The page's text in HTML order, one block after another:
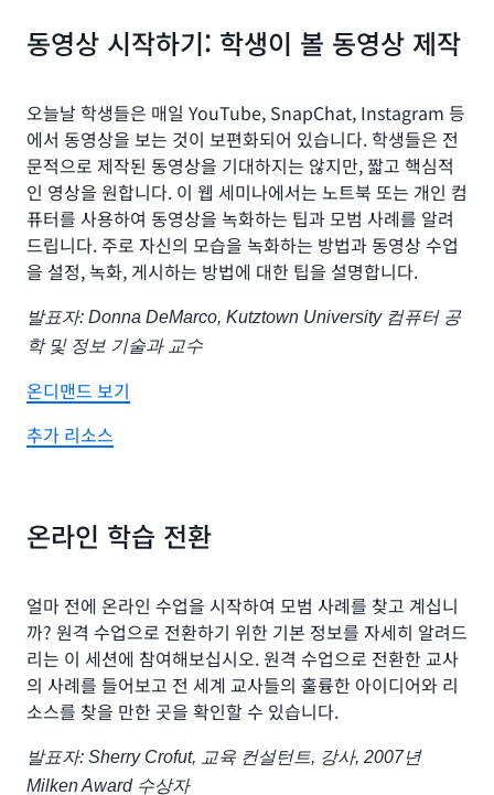
동영상 시작하기: 학생이 볼 동영상 제작
오늘날 학생들은 매일 YouTube, SnapChat, Instagram 등
에서 동영상을 보는 것이 보편화되어 있습니다. 학생들은 전
문적으로 제작된 동영상을 기대하지는 않지만, 짧고 핵심적
인 영상을 원합니다. 이 웹 세미나에서는 노트북 또는 개인 컴
퓨터를 사용하여 동영상을 녹화하는 팁과 모범 사례를 알려
드립니다. 주로 자신의 모습을 녹화하는 방법과 동영상 수업
을 설정, 녹화, 게시하는 방법에 대한 팁을 설명합니다.
발표자: Donna DeMarco, Kutztown University 컴퓨터 공
학 및 정보 기술과 교수
온디맨드 보기
추가 리소스
온라인 학습 전환
얼마 전에 온라인 수업을 시작하여 모범 사례를 찾고 계십니
까? 원격 수업으로 전환하기 위한 기본 정보를 자세히 알려드
리는 이 세션에 참여해보십시오. 원격 수업으로 전환한 교사
의 사례를 들어보고 전 세계 교사들의 훌륭한 아이디어와 리
소스를 찾을 만한 곳을 확인할 수 있습니다.
발표자: Sherry Crofut, 교육 컨설턴트, 강사, 2007년
Milken Award 수상자